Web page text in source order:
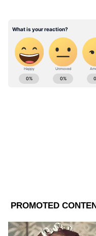
ABOUT THE AUTHOR